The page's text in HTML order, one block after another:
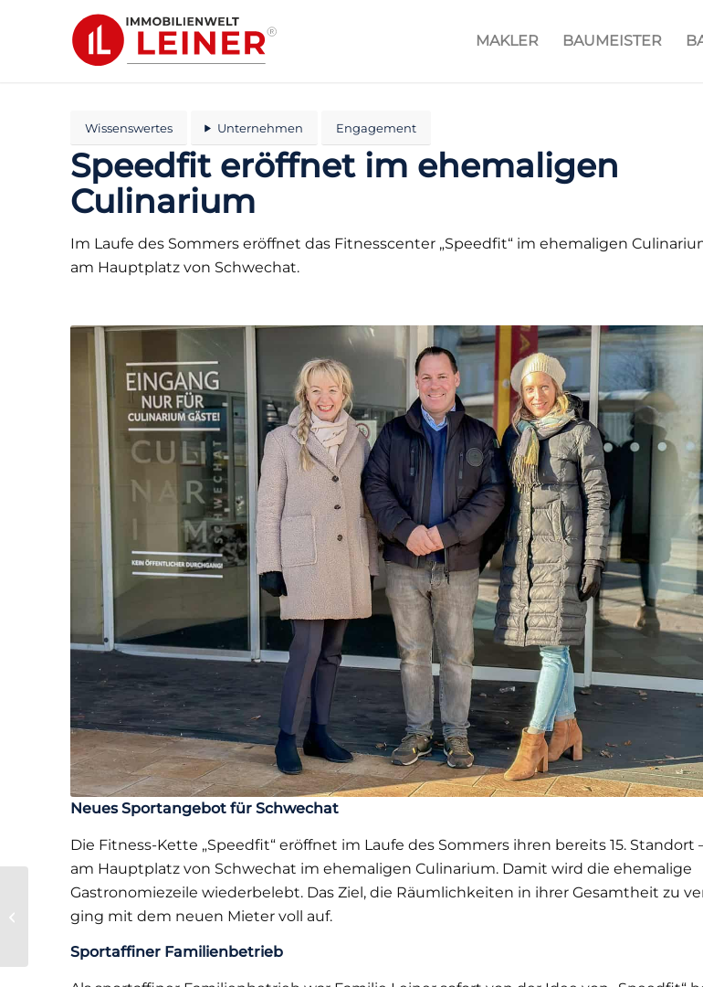
MAKLER BAUMEISTER
Wissenswertes Unternehmen Engagement
Speedfit eröffnet im ehemaligen
Culinarium
Im Laufe des Sommers eröffnet das Fitnesscenter „Speedfit“ im ehemaligen
am Hauptplatz von Schwechat.
Neues Sportangebot für Schwechat
Die Fitness-Kette „Speedfit“ eröffnet im Laufe des Sommers ihren bereits 15. Standort
am Hauptplatz von Schwechat im ehemaligen Culinarium. Damit wird die ehemalige
Gastronomiezeile wiederbelebt. Das Ziel, die Räumlichkeiten in ihrer Gesamtheit zu
ging mit dem neuen Mieter voll auf.
Sportaffiner Familienbetrieb
Pfarrfest Mannswörth